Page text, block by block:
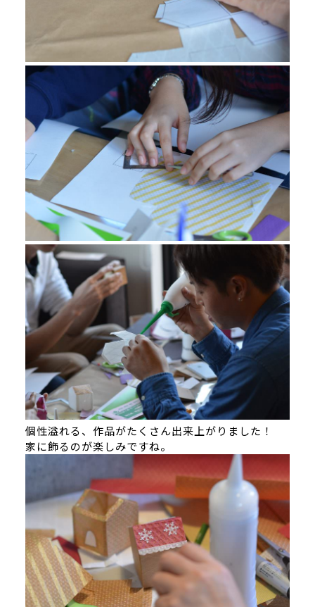
個性溢れる、作品がたくさん出来上がりました！
家に飾るのが楽しみですね。